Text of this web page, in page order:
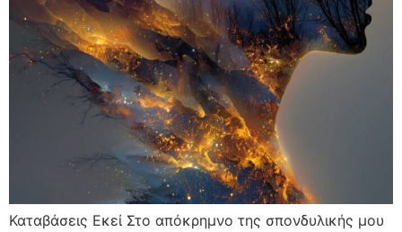
Καταβάσεις Εκεί Στο απόκρημνο της σπονδυλικής μου